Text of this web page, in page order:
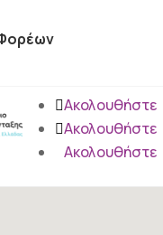
Ακολουθήστε
Ακολουθήστε
Ακολουθήστε